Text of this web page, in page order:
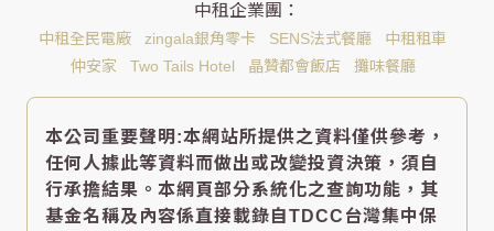
中租全民電廠 zingala銀角零卡 SENS法式餐廳
中租租車
仲安家
Two Tails Hotel 晶贊都會飯店 攤味餐廳
本公司重要聲明:本網站所提供之資料僅供參考，
任何人據此等資料而做出或改變投資決策，須自
行承擔結果。本網頁部分系統化之查詢功能，其
基金名稱及內容係直接載錄自TDCC台灣集中保